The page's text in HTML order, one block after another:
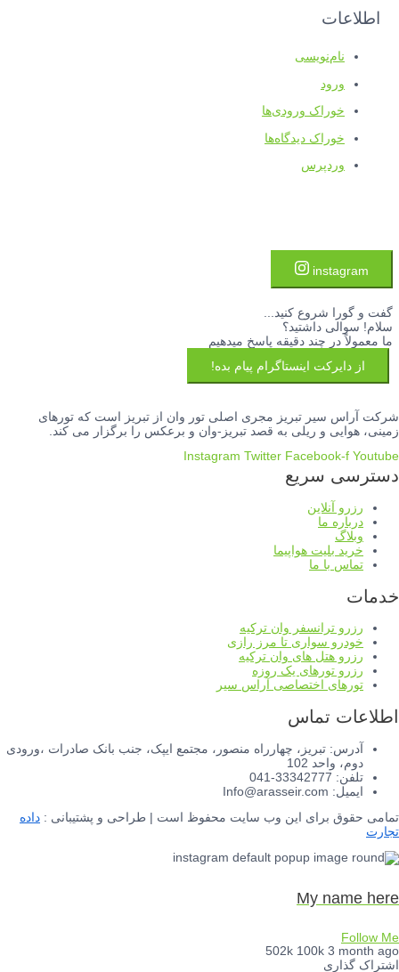
اطلاعات
نام‌نویسی
ورود
خوراک ورودی‌ها
خوراک دیدگاه‌ها
وردپرس
instagram
گفت و گورا شروع کنید...
سلام! سوالی داشتید؟
ما معمولاً در چند دقیقه پاسخ میدهیم
از دایرکت اینستاگرام پیام بده!
شرکت آراس سیر تبریز مجری اصلی تور وان از تبریز است که تورهای
زمینی، هوایی و ریلی به قصد تبریز-وان و برعکس را برگزار می کند.
Instagram Twitter Facebook-f Youtube
دسترسی سریع
رزرو آنلاین
درباره ما
وبلاگ
خرید بلیت هواپیما
تماس با ما
خدمات
رزرو ترانسفر وان ترکیه
خودرو سواری تا مرز رازی
رزرو هتل های وان ترکیه
رزرو تورهای یک روزه
تورهای اختصاصی آراس سیر
اطلاعات تماس
آدرس: تبریز، چهارراه منصور، مجتمع ایپک، جنب بانک صادرات ،ورودی
دوم، واحد 102
تلفن: 33342777-041
ایمیل: Info@arasseir.com
تمامی حقوق برای این وب سایت محفوظ است | طراحی و پشتیبانی : داده
تجارت
My name here
Follow Me
502k 100k 3 month ago
اشتراک گذاری